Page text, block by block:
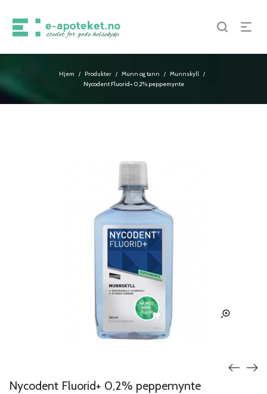
Hjem / Produkter / Munn og tann / Munnskyll /
Nycodent Fluorid+ 0,2% peppemynte
Nycodent Fluorid+ 0,2% peppemynte